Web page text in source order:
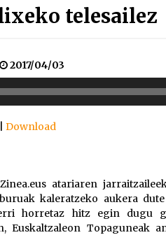
telesailez
2017/04/03
Download
atariaren
kaleratzeko aukera
horretaz hitz egin dugu
Euskaltzaleon Topaguneak